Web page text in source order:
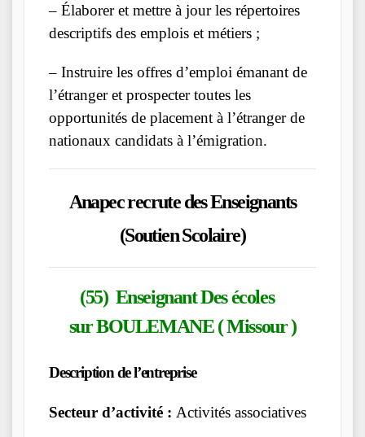
– Élaborer et mettre à jour les répertoires
descriptifs des emplois et métiers ;
– Instruire les offres d’emploi émanant de
l’étranger et prospecter toutes les
opportunités de placement à l’étranger de
nationaux candidats à l’émigration.
Anapec recrute des Enseignants
(Soutien Scolaire)
(55) Enseignant Des écoles
sur BOULEMANE ( Missour )
Description de l’entreprise
Secteur d’activité : Activités associatives